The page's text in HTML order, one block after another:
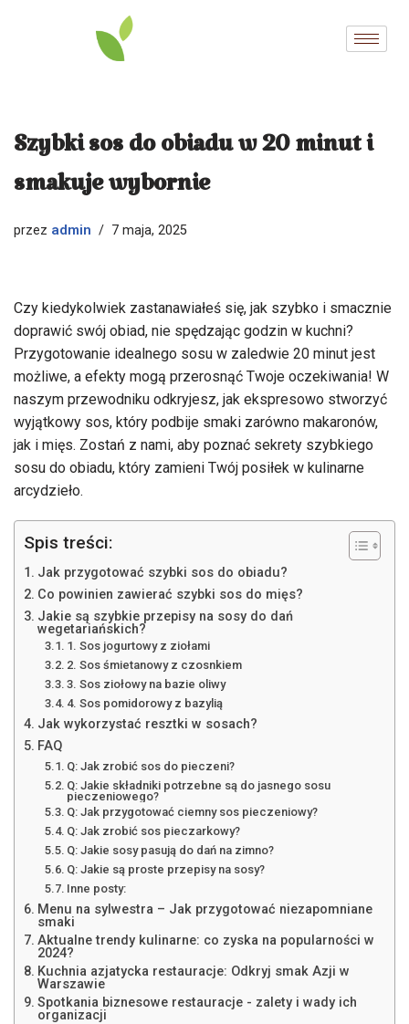
Szybki sos do obiadu w 20 minut i
smakuje wybornie
przez admin 7 maja, 2025
Czy kiedykolwiek zastanawiałeś się, jak szybko i smacznie
doprawić swój obiad, nie spędzając godzin w kuchni?
Przygotowanie idealnego sosu w zaledwie 20 minut jest
możliwe, a efekty mogą przerosnąć Twoje oczekiwania! W
naszym przewodniku odkryjesz, jak ekspresowo stworzyć
wyjątkowy sos, który podbije smaki zarówno makaronów,
jak i mięs. Zostań z nami, aby poznać sekrety szybkiego
sosu do obiadu, który zamieni Twój posiłek w kulinarne
arcydzieło.
Spis treści:
Jak przygotować szybki sos do obiadu?
Co powinien zawierać szybki sos do mięs?
Jakie są szybkie przepisy na sosy do dań
wegetariańskich?
1. Sos jogurtowy z ziołami
2. Sos śmietanowy z czosnkiem
3. Sos ziołowy na bazie oliwy
4. Sos pomidorowy z bazylią
Jak wykorzystać resztki w sosach?
FAQ
Q: Jak zrobić sos do pieczeni?
Q: Jakie składniki potrzebne są do jasnego sosu
pieczeniowego?
Q: Jak przygotować ciemny sos pieczeniowy?
Q: Jak zrobić sos pieczarkowy?
Q: Jakie sosy pasują do dań na zimno?
Q: Jakie są proste przepisy na sosy?
Inne posty:
Menu na sylwestra – Jak przygotować niezapomniane
smaki
Aktualne trendy kulinarne: co zyska na popularności w
2024?
Kuchnia azjatycka restauracje: Odkryj smak Azji w
Warszawie
Spotkania biznesowe restauracje - zalety i wady ich
organizacji